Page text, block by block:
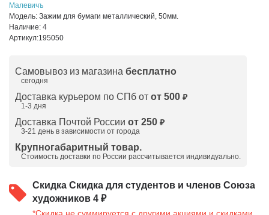
Малевичъ
Модель: Зажим для бумаги металлический, 50мм.
Наличие: 4
Артикул:195050
Самовывоз из магазина бесплатно
сегодня
Доставка курьером по СПб от от 500 ₽
1-3 дня
Доставка Почтой России от 250 ₽
3-21 день в зависимости от города
Крупногабаритный товар.
Стоимость доставки по России рассчитывается индивидуально.
Скидка Скидка для студентов и членов Союза
художников 4 ₽
*Скидка не суммируется с другими акциями и скидками